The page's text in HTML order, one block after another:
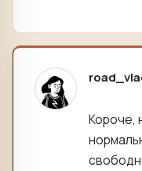
Короче,